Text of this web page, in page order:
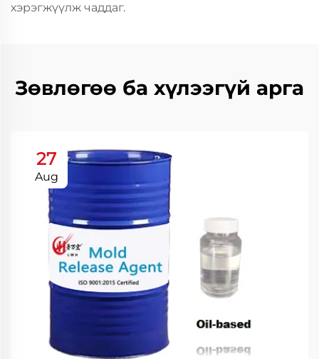
хэрэгжүүлж чаддаг.
Зөвлөгөө ба хүлээгүй арга
27
Aug